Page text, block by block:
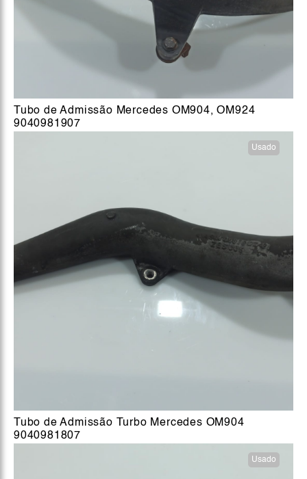
Tubo de Admissão Mercedes OM904, OM924
9040981907
Usado
Tubo de Admissão Turbo Mercedes OM904
9040981807
Usado